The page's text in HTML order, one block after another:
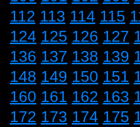
112 113 114 115
124 125 126 127
136 137 138 139
148 149 150 151
160 161 162 163
172 173 174 175